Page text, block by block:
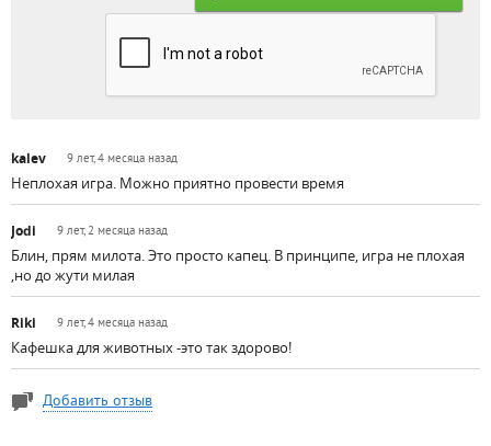
kalev 9 лет, 4 месяца назад
Неплохая игра. Можно приятно провести время
Jodi 9 лет, 2 месяца назад
Блин, прям милота. Это просто капец. В принципе, игра не плохая
,но до жути милая
Riki 9 лет, 4 месяца назад
Кафешка для животных -это так здорово!
Добавить отзыв